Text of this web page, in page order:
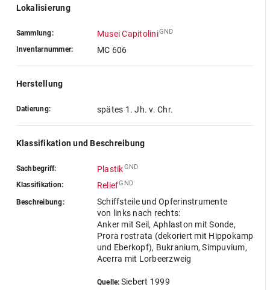
Lokalisierung
Sammlung: Musei CapitoliniGND
Inventarnummer: MC 606
Herstellung
Datierung: spätes 1. Jh. v. Chr.
Klassifikation und Beschreibung
Sachbegriff: PlastikGND
Klassifikation: ReliefGND
Beschreibung:
Schiffsteile und Opferinstrumente
von links nach rechts:
Anker mit Seil, Aphlaston mit Sonde,
Prora rostrata (dekoriert mit Hippokamp
und Eberkopf), Bukranium, Simpuvium,
Acerra mit Lorbeerzweig
Quelle: Siebert 1999